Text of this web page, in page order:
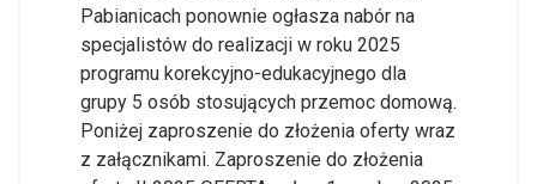
Pabianicach ponownie ogłasza nabór na
specjalistów do realizacji w roku 2025
programu korekcyjno-edukacyjnego dla
grupy 5 osób stosujących przemoc domową.
Poniżej zaproszenie do złożenia oferty wraz
z załącznikami. Zaproszenie do złożenia